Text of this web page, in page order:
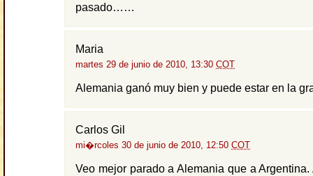
pasado……
Maria
martes 29 de junio de 2010, 13:30 COT
Alemania ganó muy bien y puede estar en la
Carlos Gil
mi�rcoles 30 de junio de 2010, 12:50 COT
Veo mejor parado a Alemania que a